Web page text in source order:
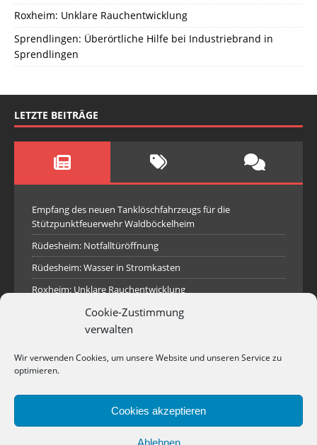
Cookie-Zustimmung
verwalten
Wir verwenden Cookies, um unsere Website und unseren Service zu
optimieren.
Cookies akzeptieren
Ablehnen
Roxheim: Unklare Rauchentwicklung
Sprendlingen: Überörtliche Hilfe bei Industriebrand in
Sprendlingen
LETZTE BEITRÄGE
Empfang des neuen Tanklöschfahrzeugs für die
Stützpunktfeuerwehr Waldböckelheim
Rüdesheim: Notfalltüröffnung
Rüdesheim: Wasser in Stromkasten
Roxheim: Unklare Rauchentwicklung
Sprendlingen: Überörtliche Hilfe bei Industriebrand in
Sprendlingen
Rüdesheim: Aufgerissener Dieseltank
Industriepark Pferdsfeld: Brand eines Holzpolter